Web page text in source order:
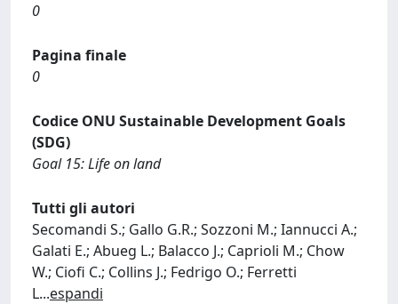
0
Pagina finale
0
Codice ONU Sustainable Development Goals
(SDG)
Goal 15: Life on land
Tutti gli autori
Secomandi S.; Gallo G.R.; Sozzoni M.; Iannucci A.;
Galati E.; Abueg L.; Balacco J.; Caprioli M.; Chow
W.; Ciofi C.; Collins J.; Fedrigo O.; Ferretti
L...espandi